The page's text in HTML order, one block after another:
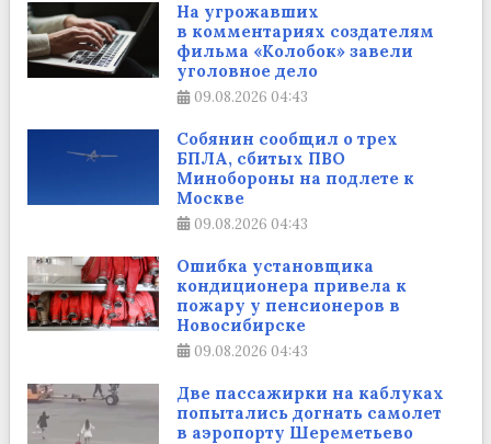
На угрожавших
в комментариях создателям
фильма «Колобок» завели
уголовное дело
09.08.2026 04:43
Собянин сообщил о трех
БПЛА, сбитых ПВО
Минобороны на подлете к
Москве
09.08.2026 04:43
Ошибка установщика
кондиционера привела к
пожару у пенсионеров в
Новосибирске
09.08.2026 04:43
Две пассажирки на каблуках
попытались догнать самолет
в аэропорту Шереметьево